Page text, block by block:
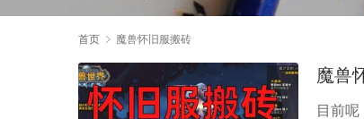
首页 魔兽怀旧服搬砖
魔兽
目前